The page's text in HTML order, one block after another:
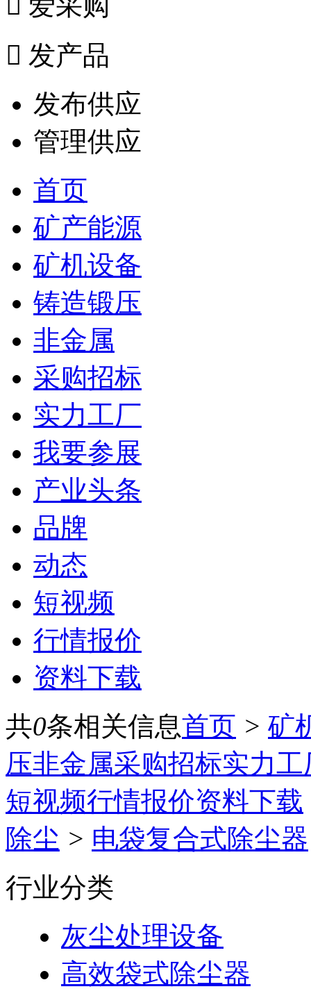
 发产品
发布供应
管理供应
首页
矿产能源
矿机设备
铸造锻压
非金属
采购招标
实力工厂
我要参展
产业头条
品牌
动态
短视频
行情报价
资料下载
共0条相关信息首页 > 矿
压非金属采购招标实力工
短视频行情报价资料下载
除尘 > 电袋复合式除尘器
行业分类
灰尘处理设备
高效袋式除尘器